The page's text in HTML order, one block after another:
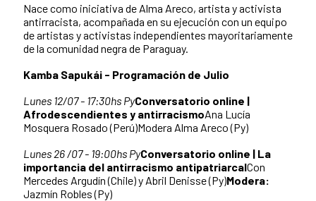
Nace como iniciativa de Alma Areco, artista y activista
antirracista, acompañada en su ejecución con un equipo
de artistas y activistas independientes mayoritariamente
de la comunidad negra de Paraguay.
Kamba Sapukái - Programación de Julio
Lunes 12/07 - 17:30hs PyConversatorio online |
Afrodescendientes y antirracismoAna Lucía
Mosquera Rosado (Perú)Modera Alma Areco (Py)
Lunes 26 /07 - 19:00hs PyConversatorio online | La
importancia del antirracismo antipatriarcalCon
Mercedes Argudín (Chile) y Abril Denisse (Py)Modera:
Jazmín Robles (Py)